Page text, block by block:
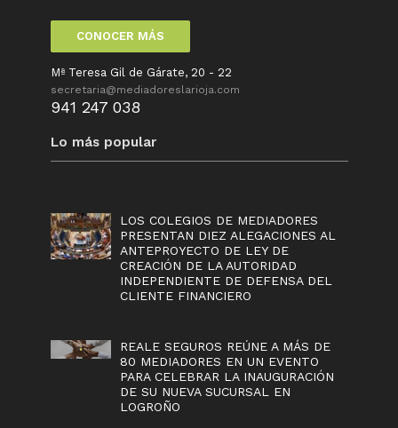
CONOCER MÁS
Mª Teresa Gil de Gárate, 20 - 22
secretaria@mediadoreslarioja.com
941 247 038
Lo más popular
LOS COLEGIOS DE MEDIADORES
PRESENTAN DIEZ ALEGACIONES AL
ANTEPROYECTO DE LEY DE
CREACIÓN DE LA AUTORIDAD
INDEPENDIENTE DE DEFENSA DEL
CLIENTE FINANCIERO
REALE SEGUROS REÚNE A MÁS DE
80 MEDIADORES EN UN EVENTO
PARA CELEBRAR LA INAUGURACIÓN
DE SU NUEVA SUCURSAL EN
LOGROÑO